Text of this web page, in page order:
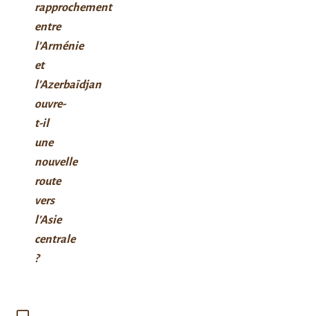
rapprochement
entre
l’Arménie
et
l’Azerbaïdjan
ouvre-
t-il
une
nouvelle
route
vers
l’Asie
centrale
?